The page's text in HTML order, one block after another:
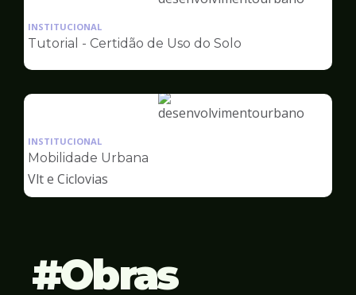
Ilustração
pagina
Desenvolvimento
Urbano
INSTITUCIONAL
Tutorial - Certidão de Uso do Solo
Ilustração
INSTITUCIONAL
Mobilidade Urbana
Vlt e Ciclovias
Obras